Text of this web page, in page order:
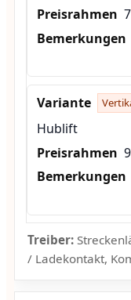
Hublift
Treiber:
/ Ladekontakt,